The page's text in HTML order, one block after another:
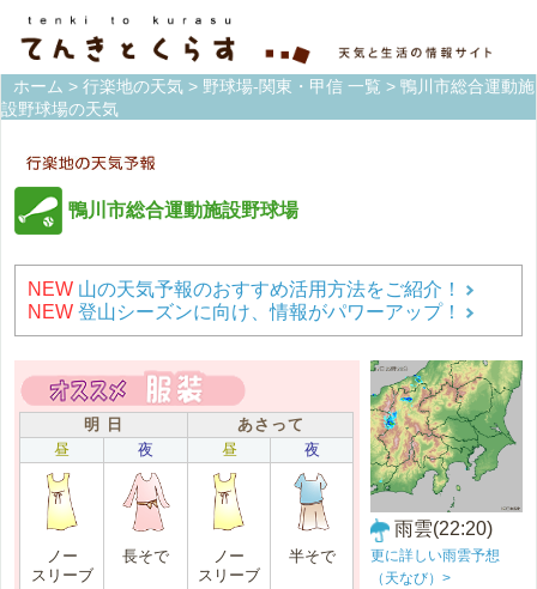
ホーム > 行楽地の天気 > 野球場-関東・甲信 一覧 > 鴨川市総合運動施
設野球場の天気
鴨川市総合運動施設野球場
NEW 山の天気予報のおすすめ活用方法をご紹介！
NEW 登山シーズンに向け、情報がパワーアップ！
明 日
あさって
昼
夜 昼 夜
ノー
スリーブ
長そで
ノー
スリーブ
半そで
雨雲(22:20)
更に詳しい雨雲予想
（天なび）>